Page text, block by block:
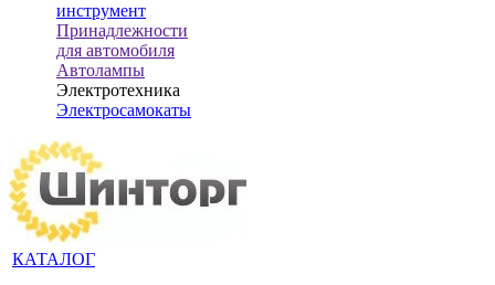
инструмент
Принадлежности
для автомобиля
Автолампы
Электротехника
Электросамокаты
КАТАЛОГ